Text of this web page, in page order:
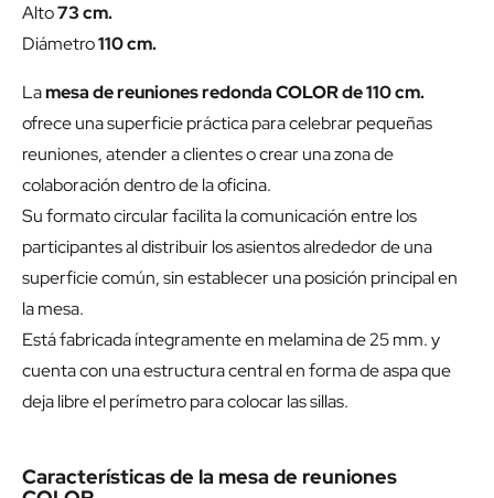
Alto73 cm.
Diámetro110 cm.
Lamesa de reuniones redonda COLOR de 110 cm.
ofrece una superficie práctica para celebrar pequeñas
reuniones, atender a clientes o crear una zona de
colaboración dentro de la oficina.
Su formato circular facilita la comunicación entre los
participantes al distribuir los asientos alrededor de una
superficie común, sin establecer una posición principal en
la mesa.
Está fabricada íntegramente en melamina de 25 mm. y
cuenta con una estructura central en forma de aspa que
deja libre el perímetro para colocar las sillas.
Características de la mesa de reuniones